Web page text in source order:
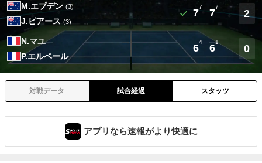
M.エブデン (3)
J.ピアース (3)
7
7
7
7
2
N.マユ
P.エルベール
6
4
6
1
0
対戦データ 試合経過 スタッツ
アプリなら速報がより快適に